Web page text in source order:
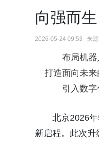
向强而
2026-05-24 09:53 来源
布局机
打造面向未
引入数
北京2026
新启程。此次